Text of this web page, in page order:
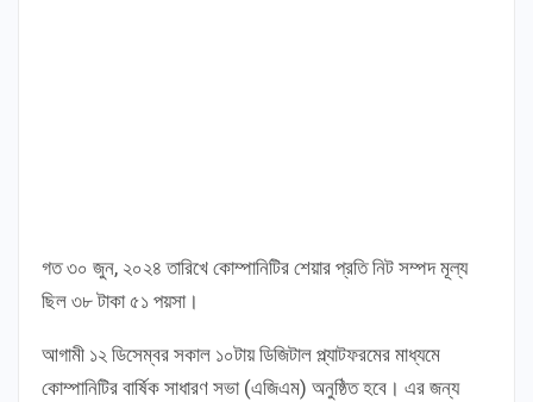
গত ৩০ জুন, ২০২৪ তারিখে কোম্পানিটির শেয়ার প্রতি নিট সম্পদ মূল্য
ছিল ৩৮ টাকা ৫১ পয়সা।
আগামী ১২ ডিসেম্বর সকাল ১০টায় ডিজিটাল প্ল্যাটফরমের মাধ্যমে
কোম্পানিটির বার্ষিক সাধারণ সভা (এজিএম) অনুষ্ঠিত হবে। এর জন্য